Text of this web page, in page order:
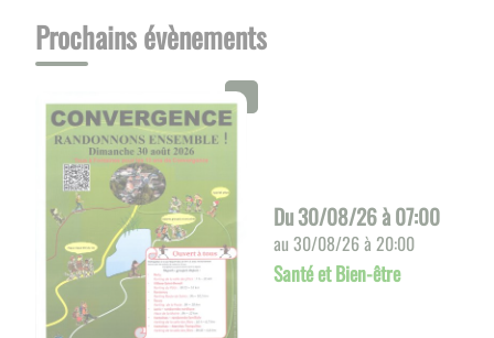
Prochains évènements
Du30/08/26 à 07:00
au 30/08/26 à 20:00
Santé et Bien-être